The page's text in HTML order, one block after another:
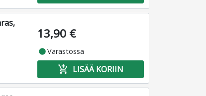
13,90 €
fiber_manual_recordVarastossa
add_shopping_cart LISÄÄ KORIIN